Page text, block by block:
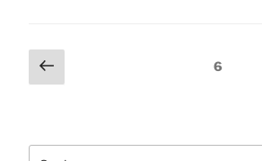
Seitennummerierung
der
Vorherige
Seite
Seite6